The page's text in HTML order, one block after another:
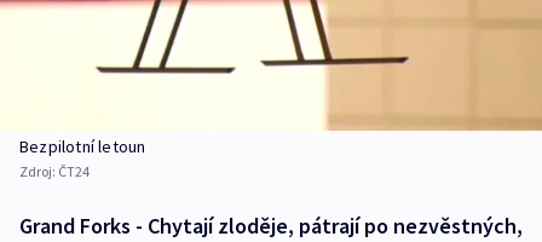
Bezpilotní letoun
Zdroj: ČT24
Grand Forks - Chytají zloděje, pátrají po nezvěstných,